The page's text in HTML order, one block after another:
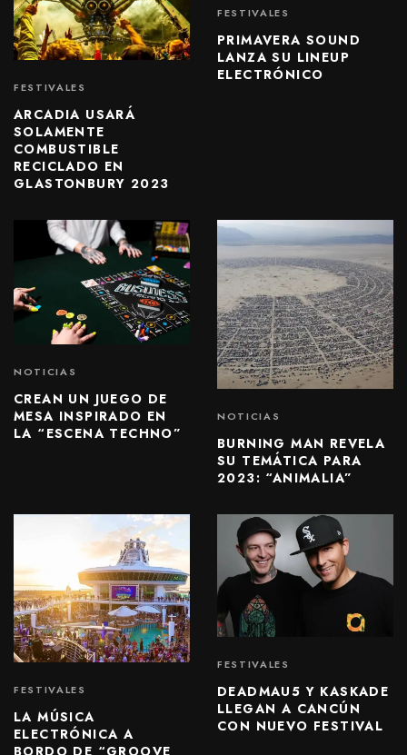
FESTIVALES
ARCADIA USARÁ
SOLAMENTE
COMBUSTIBLE
RECICLADO EN
GLASTONBURY 2023
FESTIVALES
PRIMAVERA SOUND
LANZA SU LINEUP
ELECTRÓNICO
NOTICIAS
CREAN UN JUEGO DE
MESA INSPIRADO EN
LA “ESCENA TECHNO”
NOTICIAS
BURNING MAN REVELA
SU TEMÁTICA PARA
2023: “ANIMALIA”
FESTIVALES
LA MÚSICA
ELECTRÓNICA A
FESTIVALES
DEADMAU5 Y KASKADE
LLEGAN A CANCÚN
CON NUEVO FESTIVAL